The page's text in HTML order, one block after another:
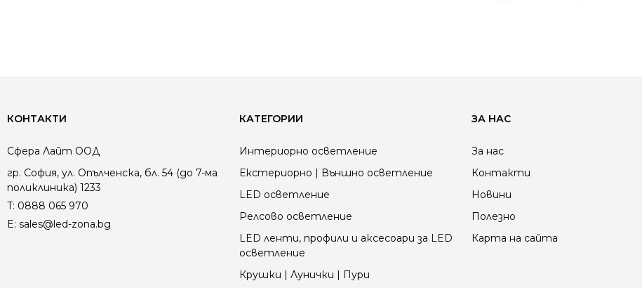
КОНТАКТИ
Сфера Лайт ООД
гр. София, ул. Опълченска, бл. 54 (до 7-ма
поликлиника) 1233
T: 0888 065 970
E: sales@led-zona.bg
КАТЕГОРИИ
Интериорно осветление
Екстериорно | Външно осветление
LED осветление
Релсово осветление
LED ленти, профили и аксесоари за LED
осветление
Крушки | Лунички | Пури
ЗА НАС
За нас
Контакти
Новини
Полезно
Карта на сайта